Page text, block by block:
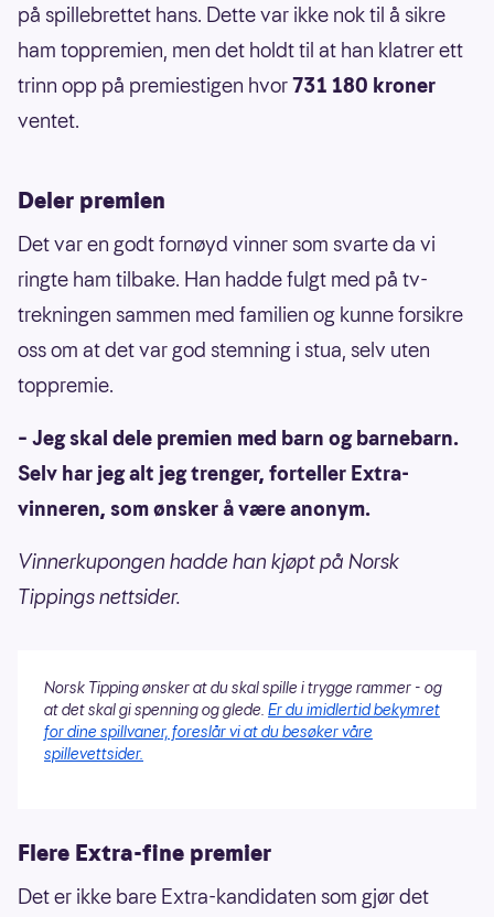
på spillebrettet hans. Dette var ikke nok til å sikre
ham toppremien, men det holdt til at han klatrer ett
trinn opp på premiestigen hvor731 180 kroner
ventet.
Deler premien
Det var en godt fornøyd vinner som svarte da vi
ringte ham tilbake. Han hadde fulgt med på tv-
trekningen sammen med familien og kunne forsikre
oss om at det var god stemning i stua, selv uten
toppremie.
– Jeg skal dele premien med barn og barnebarn.
Selv har jeg alt jeg trenger, forteller Extra-
vinneren, som ønsker å være anonym.
Vinnerkupongen hadde han kjøpt på Norsk
Tippings nettsider.
Norsk Tipping ønsker at du skal spille i trygge rammer - og
at det skal gi spenning og glede. Er du imidlertid bekymret
for dine spillvaner, foreslår vi at du besøker våre
spillevettsider.
Flere Extra-fine premier
Det er ikke bare Extra-kandidaten som gjør det